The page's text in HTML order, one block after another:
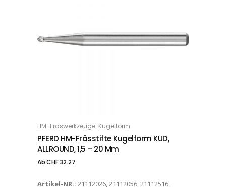
OPTIONS
HM-Fräswerkzeuge, Kugelform
PFERD HM-Frässtifte Kugelform KUD,
ALLROUND, 1,5 – 20 Mm
AbCHF32.27
Artikel-NR.: 21112026, 21112056, 21112516,